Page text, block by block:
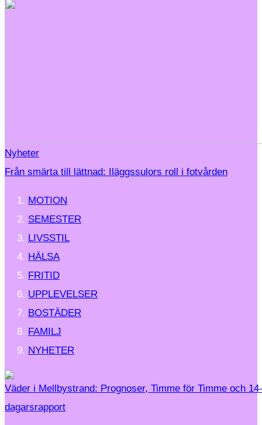
Nyheter
Från smärta till lättnad: Iläggssulors roll i fotvården
MOTION
SEMESTER
LIVSSTIL
HÄLSA
FRITID
UPPLEVELSER
BOSTÄDER
FAMILJ
NYHETER
Väder i Mellbystrand: Prognoser, Timme för Timme och 14-
dagarsrapport